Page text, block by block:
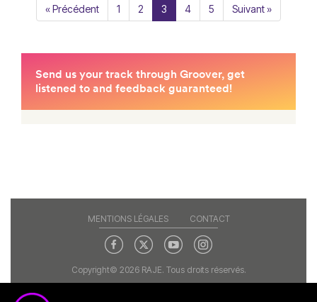
« Précédent 1 2 3 4 5 Suivant »
MENTIONS LÉGALES CONTACT
Copyright© 2026 RAJE. Tous droits réservés.